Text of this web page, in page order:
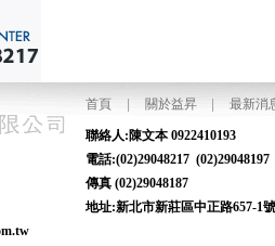
首頁 關於益昇|最新消
聯絡人:陳
電話:(02)29048217
傳真 (02)29048187
地址:新北市新莊區中正